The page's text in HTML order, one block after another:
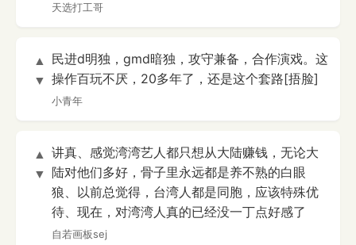
天选打工哥
▲
▼
民进d明独，gmd暗独，攻守兼备，合作演戏。这
操作百玩不厌，20多年了，还是这个套路[捂脸]
小青年
▲
▼
讲真、感觉湾湾艺人都只想从大陆赚钱，无论大
陆对他们多好，骨子里永远都是养不熟的白眼
狼、以前总觉得，台湾人都是同胞，应该特殊优
待、现在，对湾湾人真的已经没一丁点好感了
自若画板sej